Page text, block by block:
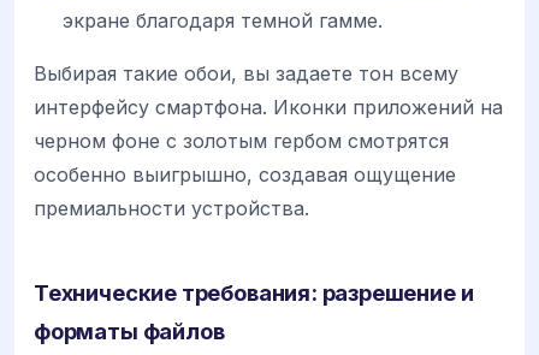
экране благодаря темной гамме.
Выбирая такие обои, вы задаете тон всему
интерфейсу смартфона. Иконки приложений на
черном фоне с золотым гербом смотрятся
особенно выигрышно, создавая ощущение
премиальности устройства.
Технические требования: разрешение и
форматы файлов